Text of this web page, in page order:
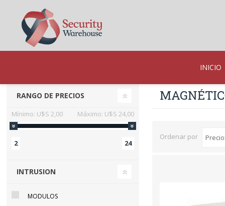
INICIO
Ordenar por
RANGO DE PRECIOS
Mínimo: U$S 2,00 Máximo: U$S 24,00
2 24
INTRUSION
MODULOS